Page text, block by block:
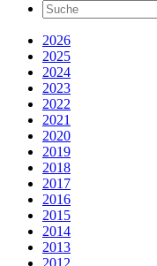
2026
2025
2024
2023
2022
2021
2020
2019
2018
2017
2016
2015
2014
2013
2012